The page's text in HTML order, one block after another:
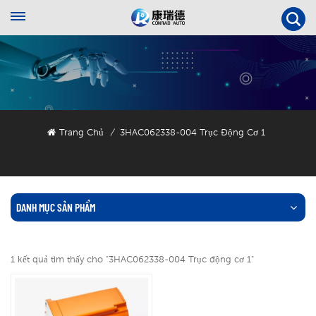
Trang Chủ / 3HAC062338-004 Trục Động Cơ 1
DANH MỤC SẢN PHẨM
1 kết quả tìm thấy cho "3HAC062338-004 Trục động cơ 1"